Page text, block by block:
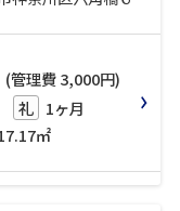
(管理費 3,000円)
礼 1ヶ月
㎡